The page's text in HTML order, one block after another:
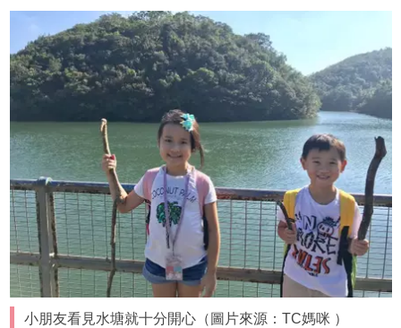
小朋友看見水塘就十分開心（圖片來源：TC媽咪 ）